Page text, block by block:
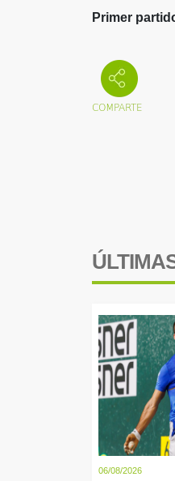
Primer
06/08/2026